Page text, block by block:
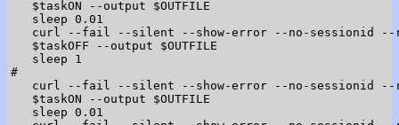
   $taskON --output $OUTFILE
   sleep 0.01
curl --fail --silent --show-error --no-sessionid
   $taskOFF --output $OUTFILE
   sleep 1
#
curl --fail --silent --show-error --no-sessionid
   $taskON --output $OUTFILE
   sleep 0.01